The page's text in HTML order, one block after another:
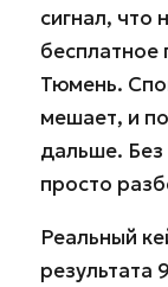
сигнал,
бесплатное
Тюмень.
мешает, и
дальше.
просто
Реальный
результата